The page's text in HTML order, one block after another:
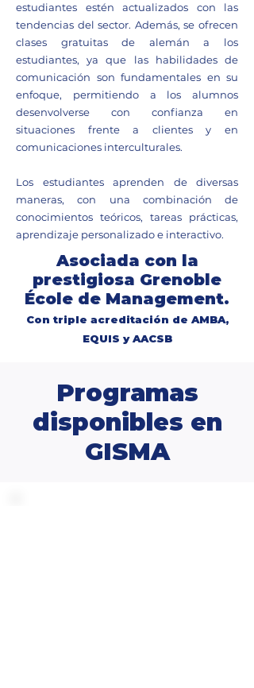
estudiantes estén actualizados con las
tendencias del sector. Además, se ofrecen
clases gratuitas de alemán a los
estudiantes, ya que las habilidades de
comunicación son fundamentales en su
enfoque, permitiendo a los alumnos
desenvolverse con confianza en
situaciones frente a clientes y en
comunicaciones interculturales.
Los estudiantes aprenden de diversas
maneras, con una combinación de
conocimientos teóricos, tareas prácticas,
aprendizaje personalizado e interactivo.
Asociada con la
prestigiosa Grenoble
École de Management.
Con triple acreditación de AMBA,
EQUIS y AACSB
Programas
disponibles en
GISMA